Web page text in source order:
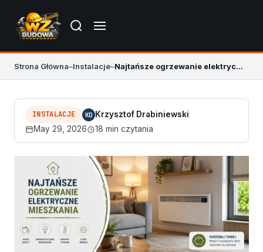
Strona Główna–Instalacje– Najtańsze ogrzewanie elektryczne mieszkania
INSTALACJE KD Krzysztof Drabiniewski
May 29, 2026
18 min czytania